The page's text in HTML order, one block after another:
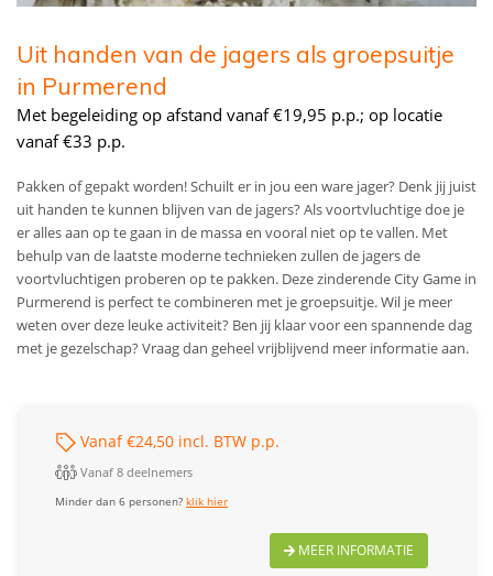
Uit handen van de jagers als groepsuitje
in Purmerend
Met begeleiding op afstand vanaf €19,95 p.p.; op locatie
vanaf €33 p.p.
Pakken of gepakt worden! Schuilt er in jou een ware jager? Denk jij juist
uit handen te kunnen blijven van de jagers? Als voortvluchtige doe je
er alles aan op te gaan in de massa en vooral niet op te vallen. Met
behulp van de laatste moderne technieken zullen de jagers de
voortvluchtigen proberen op te pakken. Deze zinderende City Game in
Purmerend is perfect te combineren met je groepsuitje. Wil je meer
weten over deze leuke activiteit? Ben jij klaar voor een spannende dag
met je gezelschap? Vraag dan geheel vrijblijvend meer informatie aan.
Vanaf €24,50 incl. BTW p.p.
Vanaf 8 deelnemers
Minder dan 6 personen?klik hier
MEER INFORMATIE